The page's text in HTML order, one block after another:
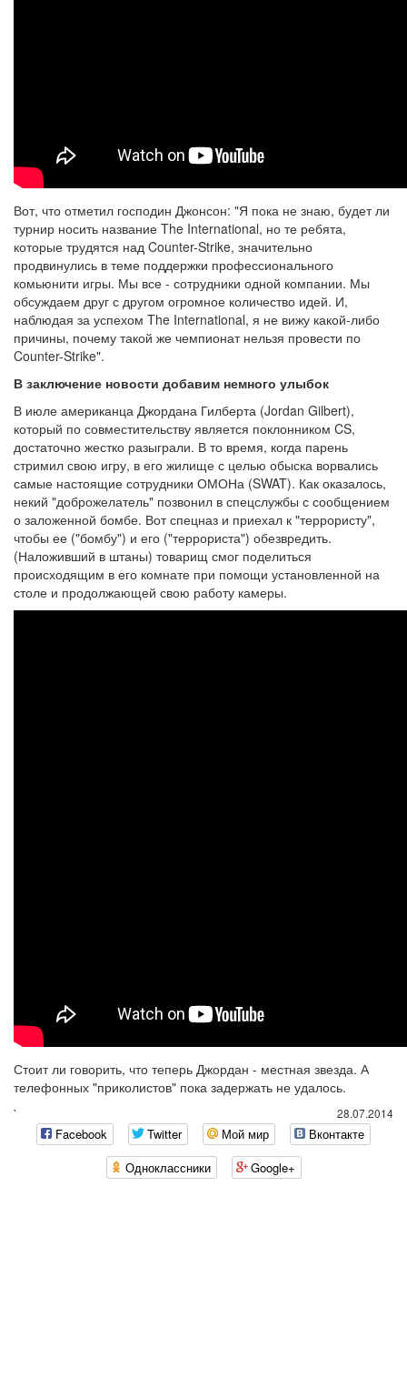
Вот, что отметил господин Джонсон: "Я пока не знаю, будет ли
турнир носить название The International, но те ребята,
которые трудятся над Counter-Strike, значительно
продвинулись в теме поддержки профессионального
комьюнити игры. Мы все - сотрудники одной компании. Мы
обсуждаем друг с другом огромное количество идей. И,
наблюдая за успехом The International, я не вижу какой-либо
причины, почему такой же чемпионат нельзя провести по
Counter-Strike".
В заключение новости добавим немного улыбок
В июле американца Джордана Гилберта (Jordan Gilbert),
который по совместительству является поклонником CS,
достаточно жестко разыграли. В то время, когда парень
стримил свою игру, в его жилище с целью обыска ворвались
самые настоящие сотрудники ОМОНа (SWAT). Как оказалось,
некий "доброжелатель" позвонил в спецслужбы с сообщением
о заложенной бомбе. Вот спецназ и приехал к "террористу",
чтобы ее ("бомбу") и его ("террориста") обезвредить.
(Наложивший в штаны) товарищ смог поделиться
происходящим в его комнате при помощи установленной на
столе и продолжающей свою работу камеры.
Стоит ли говорить, что теперь Джордан - местная звезда. А
телефонных "приколистов" пока задержать не удалось.
28.07.2014
`
Facebook Twitter Мой мир
Вконтакте
Одноклассники
Google+